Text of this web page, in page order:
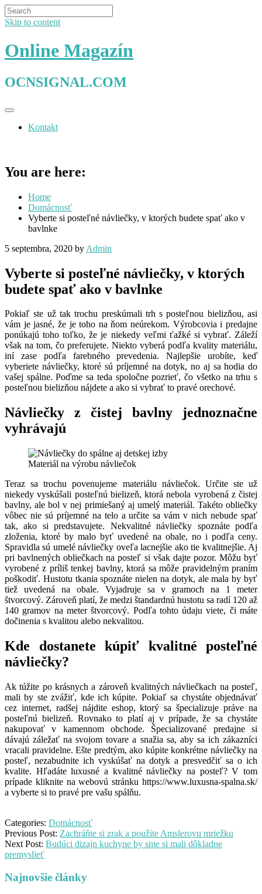
Skip to content
Online Magazín
OCNSIGNAL.COM
Kontakt
You are here:
Home
Domácnosť
Vyberte si posteľné návliečky, v ktorých budete spať ako v
bavlnke
5 septembra, 2020 by Admin
Vyberte si posteľné návliečky, v ktorých
budete spať ako v bavlnke
Pokiaľ ste už tak trochu preskúmali trh s posteľnou bielizňou, asi
vám je jasné, že je toho na ňom neúrekom. Výrobcovia i predajne
ponúkajú toho toľko, že je niekedy veľmi ťažké si vybrať. Záleží
však na tom, čo preferujete. Niekto vyberá podľa kvality materiálu,
iní zase podľa farebného prevedenia. Najlepšie urobíte, keď
vyberiete návliečky, ktoré sú príjemné na dotyk, no aj sa hodia do
vašej spálne. Poďme sa teda spoločne pozrieť, čo všetko na trhu s
posteľnou bielizňou nájdete a ako si vybrať to pravé orechové.
Návliečky z čistej bavlny jednoznačne
vyhrávajú
Materiál na výrobu návliečok
Teraz sa trochu povenujeme materiálu návliečok. Určite ste už
niekedy vyskúšali posteľnú bielizeň, ktorá nebola vyrobená z čistej
bavlny, ale bol v nej primiešaný aj umelý materiál. Takéto obliečky
vôbec nie sú príjemné na telo a určite sa vám v nich nebude spať
tak, ako si predstavujete. Nekvalitné návliečky spoznáte podľa
zloženia, ktoré by malo byť uvedené na obale, no i podľa ceny.
Spravidla sú umelé návliečky oveľa lacnejšie ako tie kvalitnejšie. Aj
pri bavlnených obliečkach na posteľ si však dajte pozor. Môžu byť
vyrobené z príliš tenkej bavlny, ktorá sa môže pravidelným praním
poškodiť. Hustotu tkania spoznáte nielen na dotyk, ale mala by byť
tiež uvedená na obale. Vyjadruje sa v gramoch na 1 meter
štvorcový. Zároveň platí, že medzi štandardnú hustotu sa radí 120 až
140 gramov na meter štvorcový. Podľa tohto údaju viete, či máte
dočinenia s kvalitou alebo nekvalitou.
Kde dostanete kúpiť kvalitné posteľné
návliečky?
Ak túžite po krásnych a zároveň kvalitných návliečkach na posteľ,
mali by ste zvážiť, kde ich kúpite. Pokiaľ sa chystáte objednávať
cez internet, radšej nájdite eshop, ktorý sa špecializuje práve na
posteľnú bielizeň. Rovnako to platí aj v prípade, že sa chystáte
nakupovať v kamennom obchode. Špecializované predajne si
dávajú záležať na svojom tovare a snažia sa, aby sa ich zákazníci
vracali pravidelne. Ešte predtým, ako kúpite konkrétne návliečky na
posteľ, nezabudnite ich vyskúšať na dotyk a presvedčiť sa o ich
kvalite. Hľadáte luxusné a kvalitné návliečky na posteľ? V tom
prípade kliknite na webovú stránku https://www.luxusna-spalna.sk/
a vyberte si to pravé pre vašu spálňu.
Categories: Domácnosť
Previous Post: Zachráňte si zrak a použite Amslerovu mriežku
Next Post: Budúci dizajn kuchyne by sme si mali dôkladne
premyslieť
Najnovšie články